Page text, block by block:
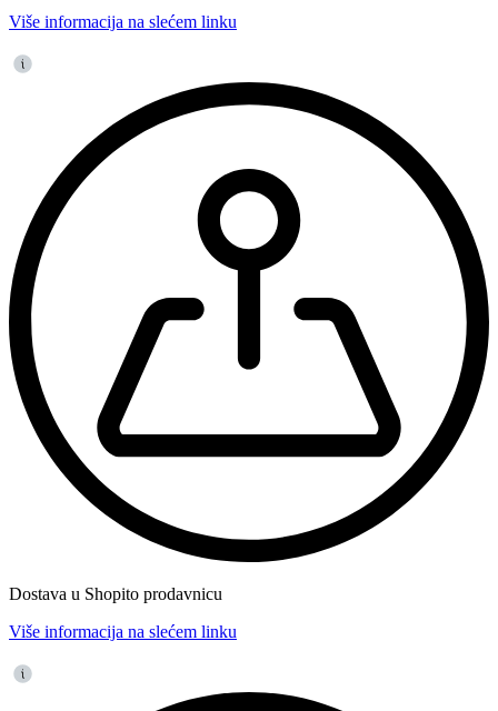
Više informacija na slećem linku
Dostava u Shopito prodavnicu
Više informacija na slećem linku